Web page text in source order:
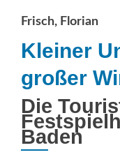
Frisch, Florian
Kleiner
großer
Die
Baden